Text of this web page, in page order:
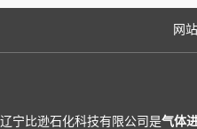
网
辽宁比逊石化科技有限公司是气体